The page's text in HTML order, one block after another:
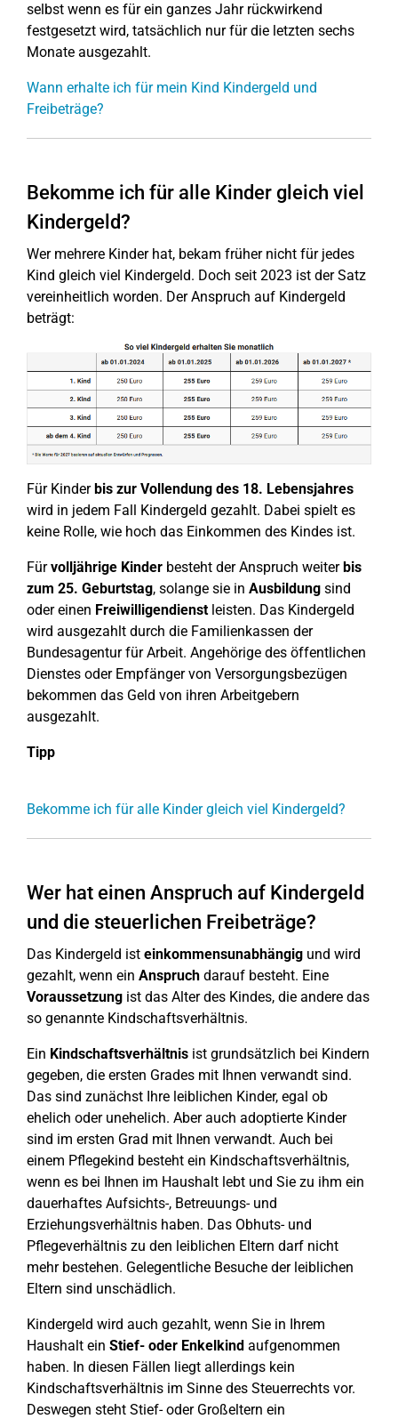
selbst wenn es für ein ganzes Jahr rückwirkend
festgesetzt wird, tatsächlich nur für die letzten sechs
Monate ausgezahlt.
Wann erhalte ich für mein Kind Kindergeld und
Freibeträge?
Bekomme ich für alle Kinder gleich viel
Kindergeld?
Wer mehrere Kinder hat, bekam früher nicht für jedes
Kind gleich viel Kindergeld. Doch seit 2023 ist der Satz
vereinheitlich worden. Der Anspruch auf Kindergeld
beträgt:
Für Kinderbis zur Vollendung des 18. Lebensjahres
wird in jedem Fall Kindergeld gezahlt. Dabei spielt es
keine Rolle, wie hoch das Einkommen des Kindes ist.
Fürvolljährige Kinder besteht der Anspruch weiterbis
zum 25. Geburtstag, solange sie in Ausbildung sind
oder einen Freiwilligendienstleisten. Das Kindergeld
wird ausgezahlt durch die Familienkassen der
Bundesagentur für Arbeit. Angehörige des öffentlichen
Dienstes oder Empfänger von Versorgungsbezügen
bekommen das Geld von ihren Arbeitgebern
ausgezahlt.
Tipp
Bekomme ich für alle Kinder gleich viel Kindergeld?
Wer hat einen Anspruch auf Kindergeld
und die steuerlichen Freibeträge?
Das Kindergeld ist einkommensunabhängig und wird
gezahlt, wenn ein Anspruch darauf besteht. Eine
Voraussetzung ist das Alter des Kindes, die andere das
so genannte Kindschaftsverhältnis.
Ein Kindschaftsverhältnis ist grundsätzlich bei Kindern
gegeben, die ersten Grades mit Ihnen verwandt sind.
Das sind zunächst Ihre leiblichen Kinder, egal ob
ehelich oder unehelich. Aber auch adoptierte Kinder
sind im ersten Grad mit Ihnen verwandt. Auch bei
einem Pflegekind besteht ein Kindschaftsverhältnis,
wenn es bei Ihnen im Haushalt lebt und Sie zu ihm ein
dauerhaftes Aufsichts-, Betreuungs- und
Erziehungsverhältnis haben. Das Obhuts- und
Pflegeverhältnis zu den leiblichen Eltern darf nicht
mehr bestehen. Gelegentliche Besuche der leiblichen
Eltern sind unschädlich.
Kindergeld wird auch gezahlt, wenn Sie in Ihrem
Haushalt ein Stief- oder Enkelkind aufgenommen
haben. In diesen Fällen liegt allerdings kein
Kindschaftsverhältnis im Sinne des Steuerrechts vor.
Deswegen steht Stief- oder Großeltern ein